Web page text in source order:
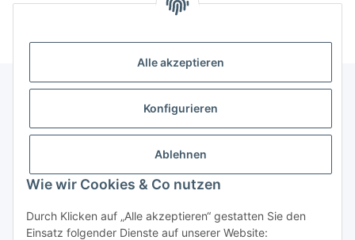
Alle akzeptieren
Konfigurieren
Ablehnen
Wie wir Cookies & Co nutzen
Durch Klicken auf „Alle akzeptieren“ gestatten Sie den
Einsatz folgender Dienste auf unserer Website:
Informationen
Gesetzliche Informationen
Vertrag widerrufen